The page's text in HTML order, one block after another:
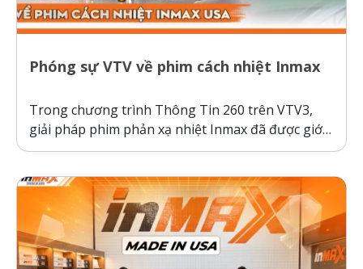
Phóng sự VTV về phim cách nhiệt Inmax
Trong chương trình Thông Tin 260 trên VTV3,
giải pháp phim phản xạ nhiệt Inmax đã được giới
thiệu như một bước tiến công nghệ giúp bảo vệ ô
nóng gay gắt. Thực tế kiểm nghiệm cho thấy, ô...